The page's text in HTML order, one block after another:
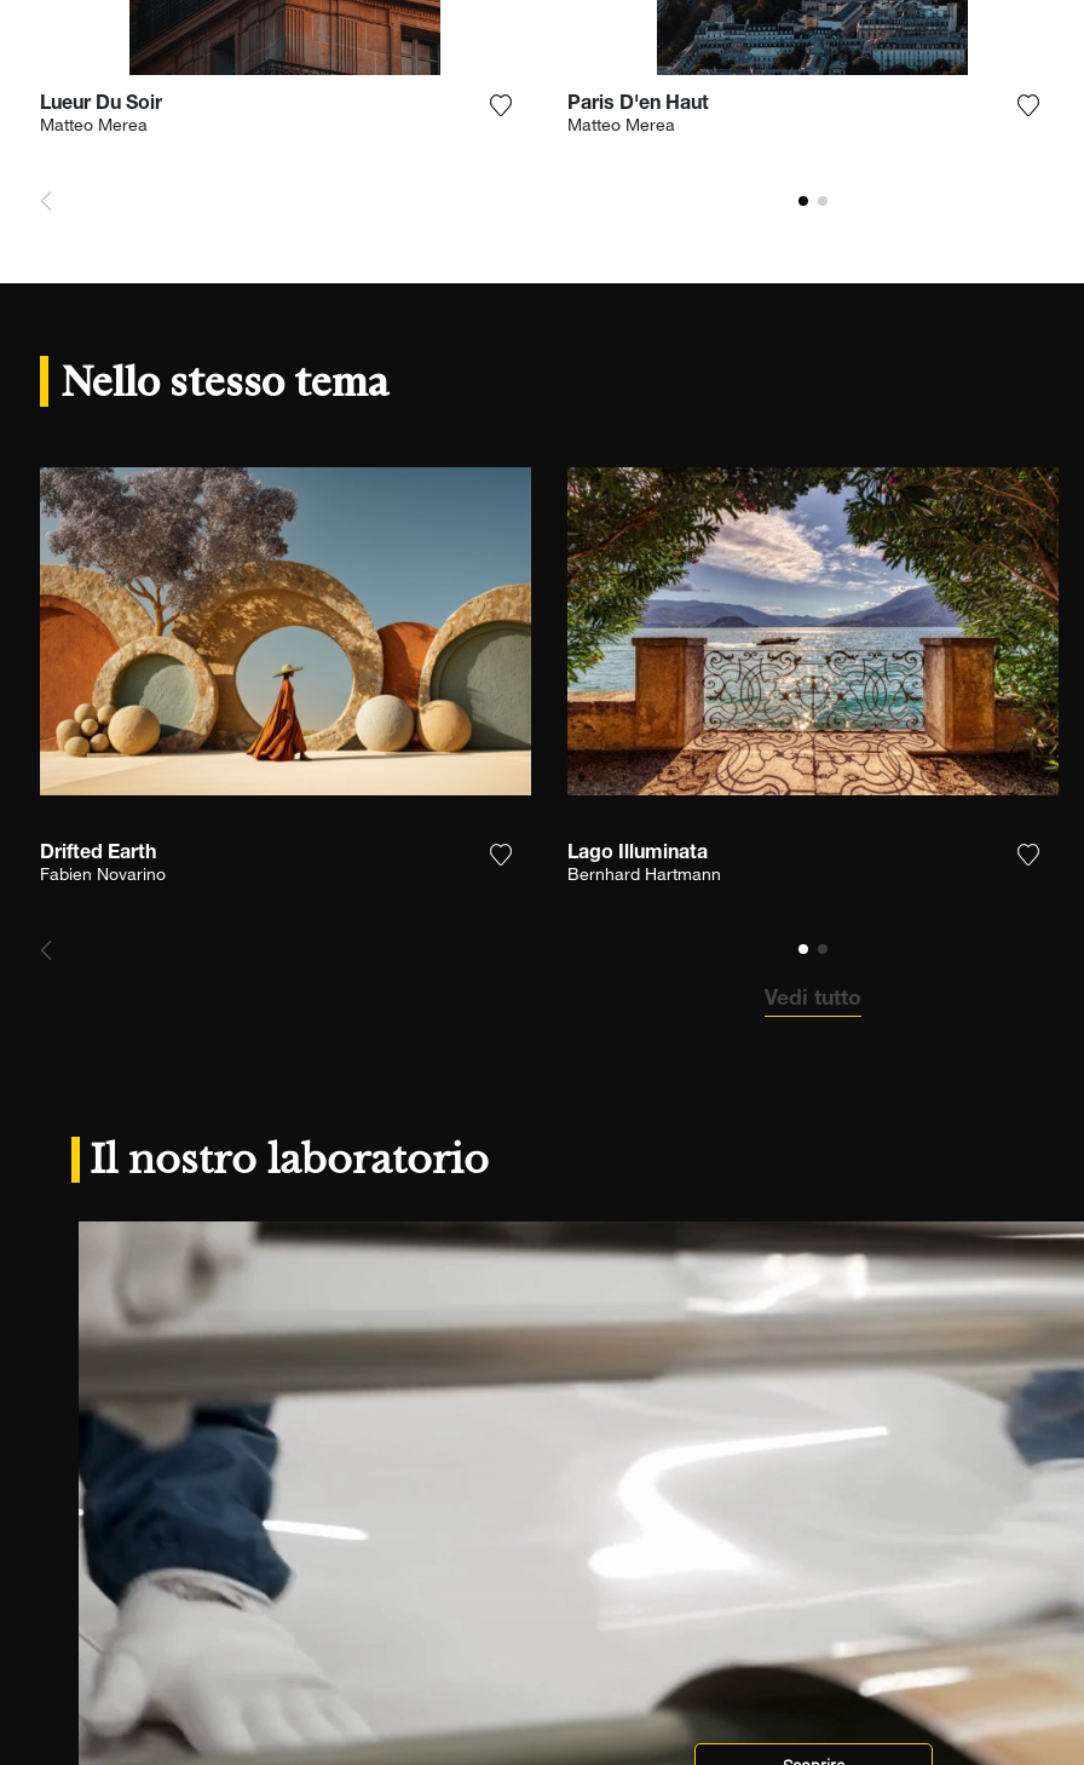
Lueur Du Soir
Matteo Merea Aggiungi la fotografia alla mia lista dei desideri
Paris D'en Haut
Matteo Merea
Nello stesso tema
Drifted Earth
Fabien Novarino Aggiungi la fotografia alla mia lista dei desideri
Lago Illuminata
Bernhard Hartmann
Vedi tutto
Il nostro laboratorio